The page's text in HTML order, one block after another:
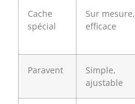
Cache
spécial
Sur mesure,
efficace
Paravent
Simple,
ajustable